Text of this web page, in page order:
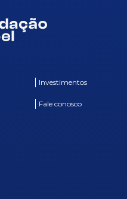
Investimentos
Fale conosco